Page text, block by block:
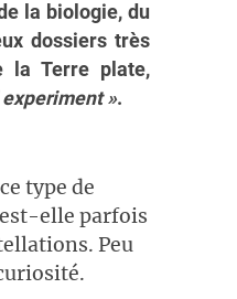
la biologie, du
dossiers très
la Terre plate,
».
type de
elle parfois
Peu